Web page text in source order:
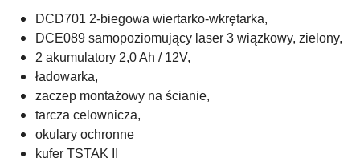
DCD701 2-biegowa wiertarko-wkrętarka,
DCE089 samopoziomujący laser 3 wiązkowy, zielony,
2 akumulatory 2,0 Ah / 12V,
ładowarka,
zaczep montażowy na ścianie,
tarcza celownicza,
okulary ochronne
kufer TSTAK II